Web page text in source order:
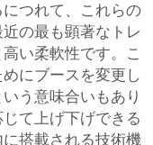
つれて、これらの
の最も顕著なトレ
い柔軟性です。こ
にブースを変更し
う意味合いもあり
て上げ下げできる
搭載される技術機